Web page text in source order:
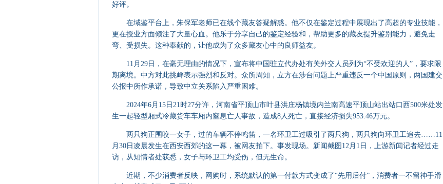
好评。
在域鉴平台上，朱保军老师已在线个藏友答疑解惑。他不仅在鉴定过程中展现出了高超的专业技能，
更在授业方面倾注了大量心血。他乐于分享自己的鉴定经验和，帮助更多的藏友提升鉴别能力，避免走
弯、受损失。这种奉献的，让他成为了众多藏友心中的良师益友。
11月29日，在毫无理由的情况下，宣布将中国驻立代办处有关外交人员列为“不受欢迎的人”，要求限
期离境。中方对此挑衅表示强烈和反对。众所周知，立方在涉台问题上严重违反一个中国原则，两国建交
公报中所作承诺，导致中立关系陷入严重困难。
2024年6月15日21时27分许，河南省平顶山市叶县洪庄杨镇境内兰南高速平顶山站出站口西500米处发
生一起轻型厢式冷藏货车车厢内窒息亡人事故，造成8人死亡，直接经济损失953.46万元。
两只狗正围咬一女子，过的车辆不停鸣笛，一名环卫工过吸引了两只狗，两只狗向环卫工追去……11
月30日凌晨发生在西安西郊的这一幕，被网友拍下。事发现场。新闻截图12月1日，上游新闻记者经过走
访，从知情者处获悉，女子与环卫工均受伤，但无生命。
近期，不少消费者反映，网购时，系统默认的第一付款方式变成了“先用后付”，消费者一不留神手滑